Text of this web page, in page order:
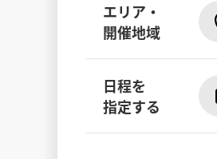
エリア・
開催地域
日程を
指定する